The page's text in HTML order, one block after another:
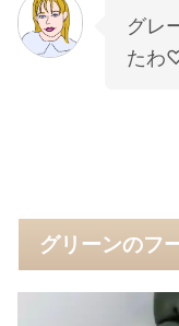
グレ
たわ
グリーンのフ